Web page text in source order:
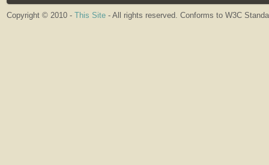
Copyright © 2010 - This Site - All rights reserved. Conforms to W3C